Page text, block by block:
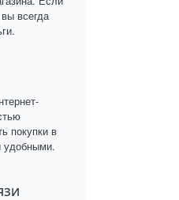
всегда
покупки в
удобными.